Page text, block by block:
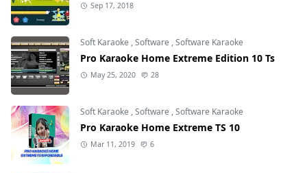
Sep 17, 2018
Soft Karaoke ,Software ,Software Karaoke
Pro Karaoke Home Extreme Edition 10 Ts
May 25, 2020 28
Soft Karaoke ,Software ,Software Karaoke
Pro Karaoke Home Extreme TS 10
Mar 11, 2019 6